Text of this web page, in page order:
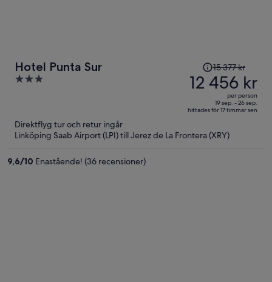
Hotel Punta Sur
3
5
Priset
var
15 377 kr
är
12 456 kr
15 377 kr
12 456 kr
per person
19 sep. - 26 sep.
hittades för 17 timmar sen
Direktflyg tur och retur ingår
Linköping Saab Airport (LPI) till Jerez de La Frontera (XRY)
9,6/10 Enastående! (36 recensioner)